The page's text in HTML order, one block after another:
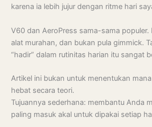
karena ia lebih jujur dengan ritme hari
V60 dan AeroPress sama-sama populer.
alat murahan, dan bukan pula gimmick.
“hadir” dalam rutinitas harian itu sangat
Artikel ini bukan untuk menentukan
hebat secara teori.
Tujuannya sederhana: membantu Anda
paling masuk akal untuk dipakai setiap